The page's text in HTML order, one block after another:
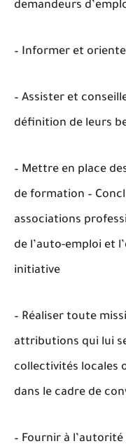
demandeurs
– Informer et
– Assister et
définition de leurs
– Mettre en place
de formation –
associations
de l’auto-emploi et
initiative
– Réaliser toute
attributions qui lui
collectivités locales
dans le cadre de
– Fournir à